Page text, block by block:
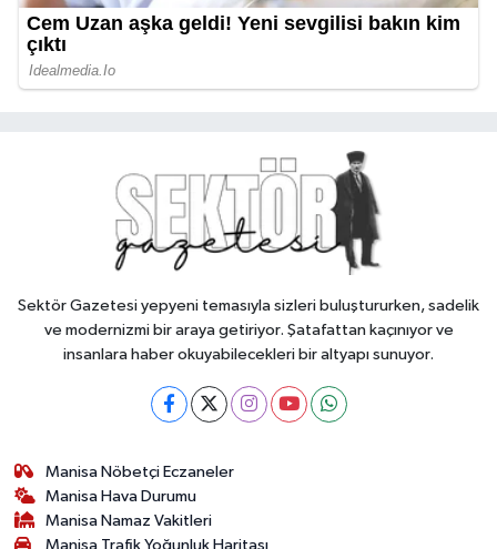
Sektör Gazetesi yepyeni temasıyla sizleri buluştururken, sadelik
ve modernizmi bir araya getiriyor. Şatafattan kaçınıyor ve
insanlara haber okuyabilecekleri bir altyapı sunuyor.
Manisa Nöbetçi Eczaneler
Manisa Hava Durumu
Manisa Namaz Vakitleri
Manisa Trafik Yoğunluk Haritası